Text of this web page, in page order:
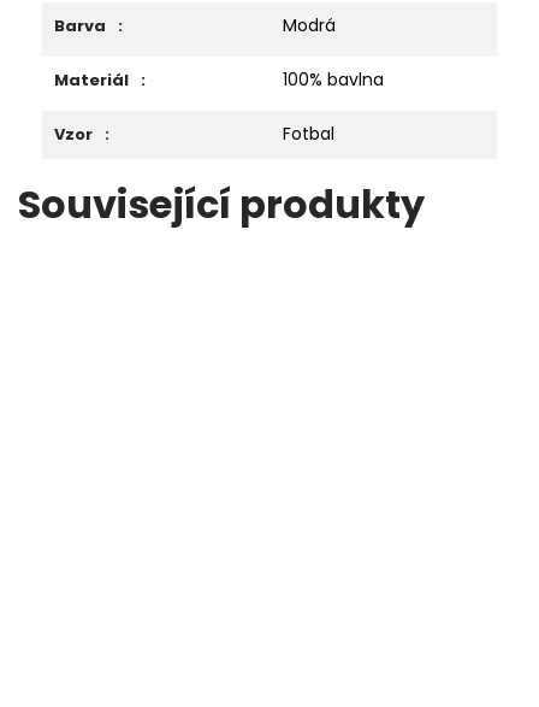
Barva : Modrá
Materiál : 100% bavlna
Vzor : Fotbal
Související produkty